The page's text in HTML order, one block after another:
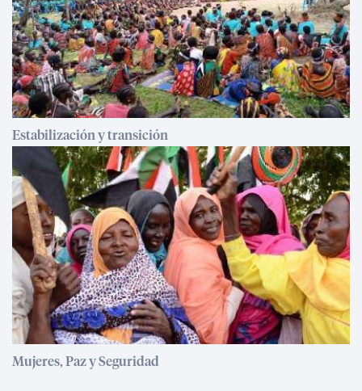
Estabilización y transición
Mujeres, Paz y Seguridad